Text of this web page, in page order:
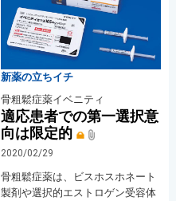
新薬の立ちイチ
骨粗鬆症薬イベニティ
適応患者での第一選択意
向は限定的
2020/02/29
骨粗鬆症薬は、ビスホスホネート
製剤や選択的エストロゲン受容体